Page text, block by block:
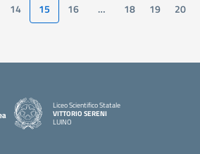
14 15 16 … 18 19 20
Liceo Scientifico Statale
VITTORIO SERENI
LUINO